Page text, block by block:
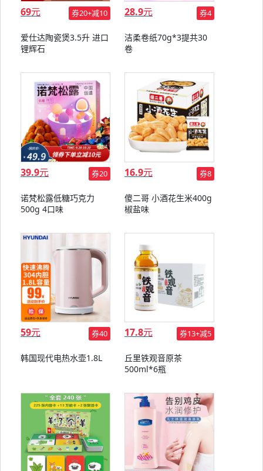
69元 券20+减10
爱仕达陶瓷煲3.5升 进口
锂辉石
28.9元 券4
洁柔卷纸70g*3提共30
卷
39.9元 券20
诺梵松露低糖巧克力
500g 4口味
16.9元 券8
傻二哥 小酒花生米400g
椒盐味
59元 券40
韩国现代电热水壶1.8L
17.8元 券13+减5
丘里铁观音原茶
500ml*6瓶